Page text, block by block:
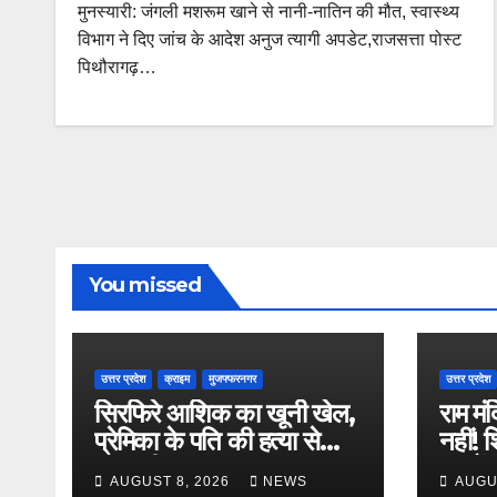
मुनस्यारी: जंगली मशरूम खाने से नानी-नातिन की मौत, स्वास्थ्य
विभाग ने दिए जांच के आदेश अनुज त्यागी अपडेट,राजसत्ता पोस्ट
पिथौरागढ़…
You missed
उत्तर प्रदेश क्राइम मुजफ्फरनगर
सिरफिरे आशिक का खूनी खेल,
प्रेमिका के पति की हत्या से
सनसनी
AUGUST 8, 2026 NEWS
उत्तर प्रदेश
राम
नहीं!
सालों